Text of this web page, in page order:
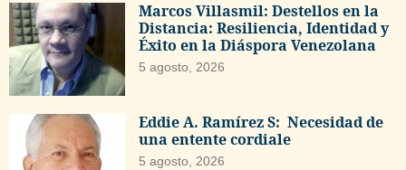
Marcos Villasmil: Destellos en la
Distancia: Resiliencia, Identidad y
Éxito en la Diáspora Venezolana
5 agosto, 2026
Eddie A. Ramírez S: Necesidad de
una entente cordiale
5 agosto, 2026